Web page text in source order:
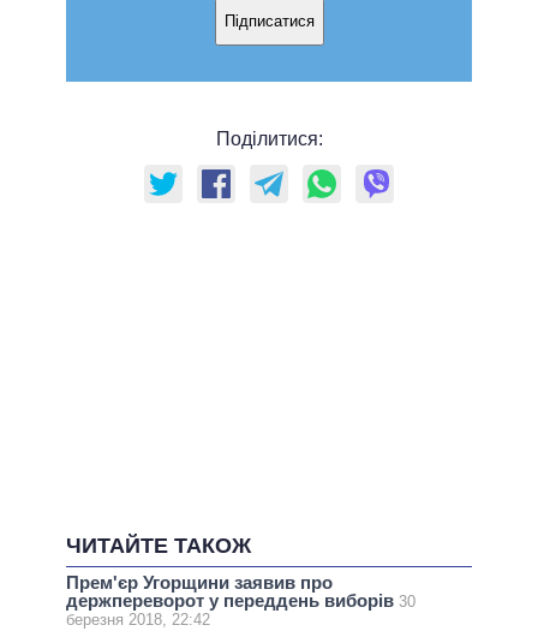
Підписатися
Поділитися:
ЧИТАЙТЕ ТАКОЖ
Прем'єр Угорщини заявив про
держпереворот у переддень виборів 30
березня 2018, 22:42